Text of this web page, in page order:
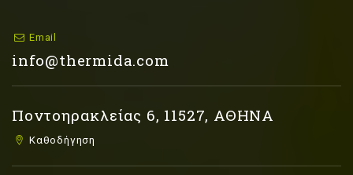
Email
info@thermida.com
Ποντοηρακλείας 6, 11527, ΑΘΗΝΑ
Καθοδήγηση